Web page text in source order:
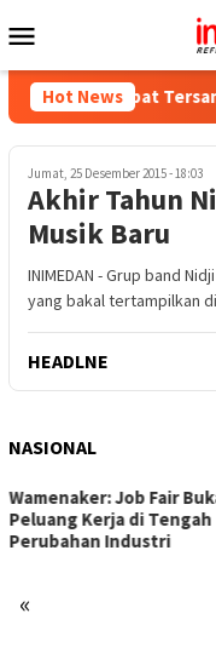
ke
Mobile
Hot News
Empat Tersangka
Jumat, 25 Desember 2015 - 18:03
Akhir Tahun
Musik Baru
INIMEDAN - Grup band
yang bakal tertampilkan
HEADLNE
NASIONAL
«